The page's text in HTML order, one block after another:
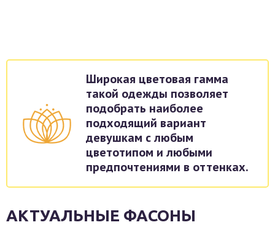
Широкая цветовая гамма
такой одежды позволяет
подобрать наиболее
подходящий вариант
девушкам с любым
цветотипом и любыми
предпочтениями в оттенках.
АКТУАЛЬНЫЕ ФАСОНЫ